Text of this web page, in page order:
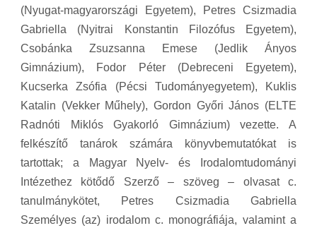
(Nyugat-magyarországi Egyetem), Petres Csizmadia
Gabriella (Nyitrai Konstantin Filozófus Egyetem),
Csobánka Zsuzsanna Emese (Jedlik Ányos
Gimnázium), Fodor Péter (Debreceni Egyetem),
Kucserka Zsófia (Pécsi Tudományegyetem), Kuklis
Katalin (Vekker Műhely), Gordon Győri János (ELTE
Radnóti Miklós Gyakorló Gimnázium) vezette. A
felkészítő tanárok számára könyvbemutatókat is
tartottak; a Magyar Nyelv- és Irodalomtudományi
Intézethez kötődő Szerző – szöveg – olvasat c.
tanulmánykötet, Petres Csizmadia Gabriella
Személyes (az) irodalom c. monográfiája, valamint a